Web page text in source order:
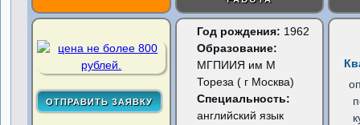
Год рождения: 1962
Образование:
МГПИИЯ им М
Тореза ( г Москва)
Специальность:
английский язык